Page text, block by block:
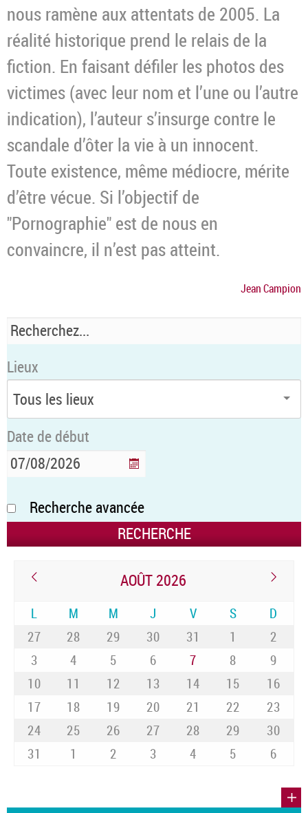
nous ramène aux attentats de 2005. La
réalité historique prend le relais de la
fiction. En faisant défiler les photos des
victimes (avec leur nom et l’une ou l’autre
indication), l’auteur s’insurge contre le
scandale d’ôter la vie à un innocent.
Toute existence, même médiocre, mérite
d’être vécue. Si l’objectif de
"Pornographie" est de nous en
convaincre, il n’est pas atteint.
Jean Campion
Lieux
Date de début
Recherche avancée
AOÛT 2026
L M M J V S
D
27
28 29 30 31 1
2
3
4 5 6 7 8
9
10
11 12 13 14 15
16
17
18 19 20 21 22
23
24
25 26 27 28 29
30
31
1 2 3 4 5 6